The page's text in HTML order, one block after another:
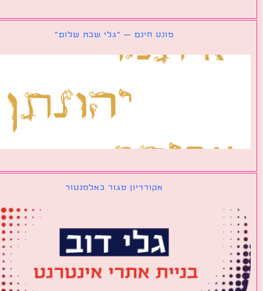
פונט חינם – ״גלי שבת שלום״
אקורדיון סגור באלמנטור